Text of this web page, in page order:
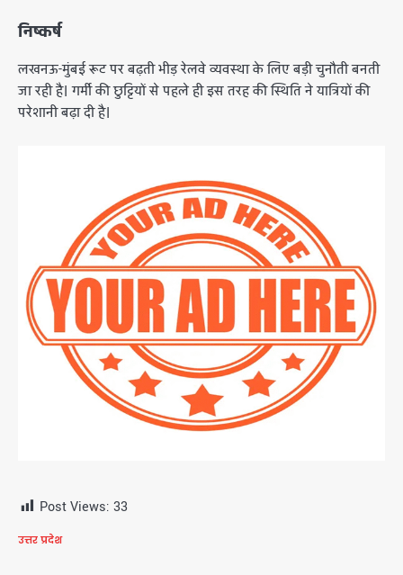
निष्कर्ष
लखनऊ-मुंबई रूट पर बढ़ती भीड़ रेलवे व्यवस्था के लिए बड़ी चुनौती बनती
जा रही है। गर्मी की छुट्टियों से पहले ही इस तरह की स्थिति ने यात्रियों की
परेशानी बढ़ा दी है।
Post Views: 33
उत्तर प्रदेश